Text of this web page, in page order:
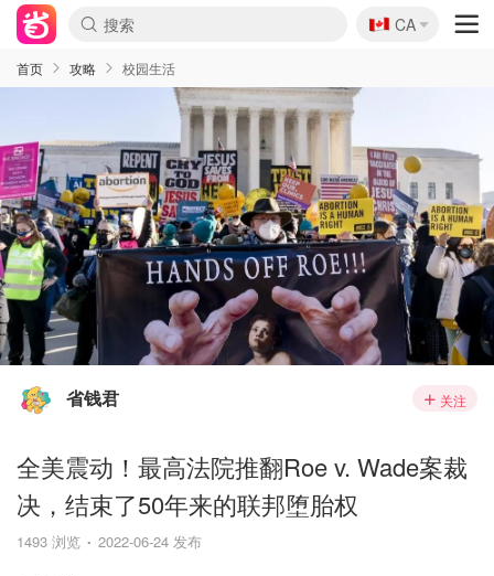
🇨🇦
CA
首页 攻略 校园生活
省钱君 关注
全美震动！最高法院推翻Roe v. Wade案裁
决，结束了50年来的联邦堕胎权
1493 浏览 2022-06-24 发布